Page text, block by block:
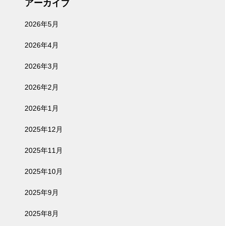
アーカイブ
2026年5月
2026年4月
2026年3月
2026年2月
2026年1月
2025年12月
2025年11月
2025年10月
2025年9月
2025年8月